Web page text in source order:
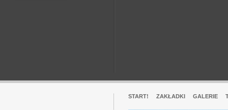
START! ZAKŁADKI GALERIE